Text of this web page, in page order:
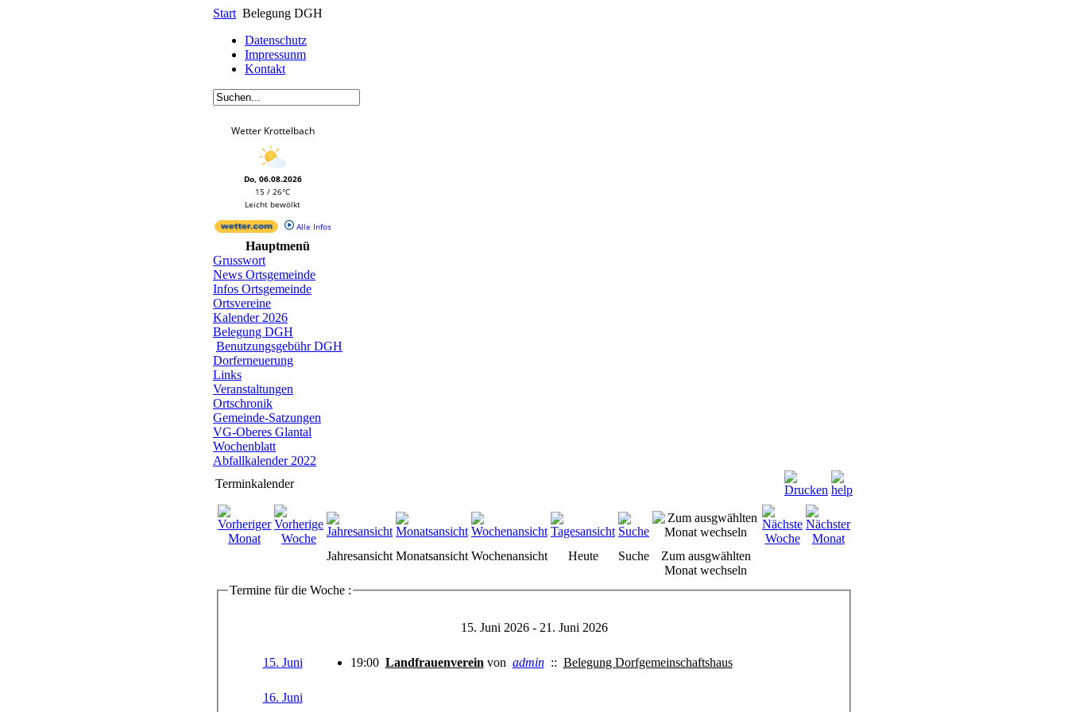
Start Belegung DGH
Datenschutz
Impressunm
Kontakt
Wetter Krottelbach
Do, 06.08.2026
15 / 26°C
Leicht bewölkt
Alle Infos
Hauptmenü
Grusswort
News Ortsgemeinde
Infos Ortsgemeinde
Ortsvereine
Kalender 2026
Belegung DGH
Benutzungsgebühr DGH
Dorferneuerung
Links
Veranstaltungen
Ortschronik
Gemeinde-Satzungen
VG-Oberes Glantal
Wochenblatt
Abfallkalender 2022
Terminkalender
Jahresansicht Monatsansicht Wochenansicht Heute Suche
Zum ausgwählten
Monat wechseln
Termine für die Woche :
15. Juni 2026 - 21. Juni 2026
15. Juni 19:00 Landfrauenverein von admin :: Belegung Dorfgemeinschaftshaus
16. Juni